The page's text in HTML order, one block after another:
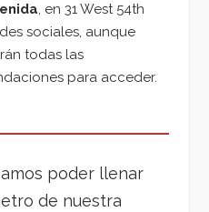
, en 31 West 54th
sociales, aunque
todas las
para acceder.
poder llenar
de nuestra